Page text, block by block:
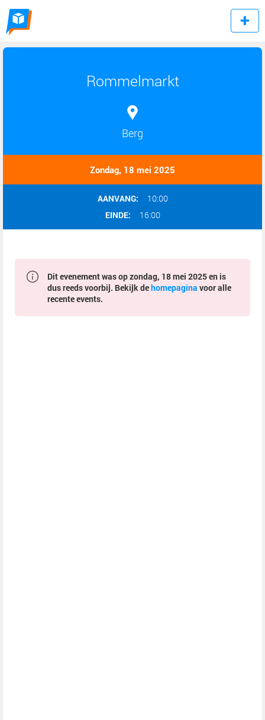
Rommelmarkt
Berg
Zondag, 18 mei 2025
AANVANG:
10:00
EINDE:
16:00
Dit evenement was op zondag, 18 mei 2025 en is
dus reeds voorbij. Bekijk dehomepagina voor alle
recente events.